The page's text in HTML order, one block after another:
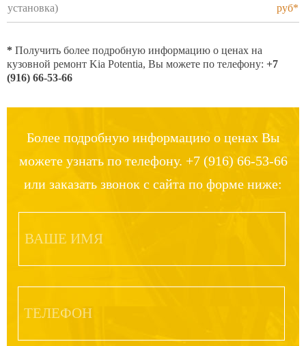
установка)
руб*
* Получить более подробную информацию о ценах на
кузовной ремонт Kia Potentia, Вы можете по телефону: +7
(916) 66-53-66
Более подробную информацию о ценах Вы
можете узнать по телефону. +7 (916) 66-53-66
или заказать звонок с сайта по форме ниже: